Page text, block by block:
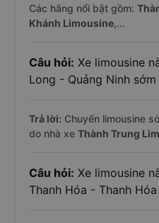
Các hãng nổi bật gồm:
Khánh Limousine,...
Câu hỏi: Xe limousine
Long - Quảng Ninh sớm
Trả lời: Chuyến limousine
do nhà xe Thành Trung
Câu hỏi: Xe limousine
Thanh Hóa - Thanh